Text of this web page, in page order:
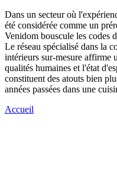
Dans un secteur où
été considérée comme un
Venidom bouscule les codes
Le réseau spécialisé dans la
intérieurs sur-mesure affirme
qualités humaines et l'état
constituent des atouts bien
années passées dans une
Accueil